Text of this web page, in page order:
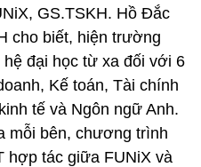
GS.TSKH. Hồ Đắc
cho biết, hiện trường
đại học từ xa đối với 6
Kế toán, Tài chính
tế và Ngôn ngữ Anh.
mỗi bên, chương trình
hợp tác giữa FUNiX và